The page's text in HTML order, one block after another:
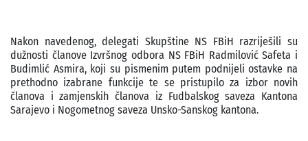
Nakon navedenog, delegati Skupštine NS FBiH razriješili su
dužnosti članove Izvršnog odbora NS FBiH Radmilović Safeta i
Budimlić Asmira, koji su pismenim putem podnijeli ostavke na
prethodno izabrane funkcije te se pristupilo za izbor novih
članova i zamjenskih članova iz Fudbalskog saveza Kantona
Sarajevo i Nogometnog saveza Unsko-Sanskog kantona.